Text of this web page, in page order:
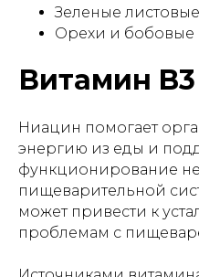
Зеленые
Орехи и бобовые
Витамин
Ниацин помогает
энергию из еды и
функционирование
пищеварительной
может привести к
проблемам с